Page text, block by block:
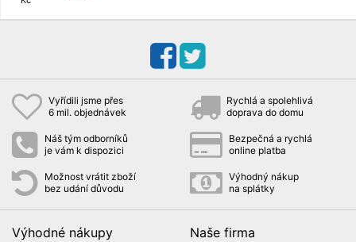
Vyřídili jsme přes
6 mil. objednávek
Rychlá a spolehlivá
doprava do domu
Náš tým odborníků
je vám k dispozici
Bezpečná a rychlá
online platba
Možnost vrátit zboží
bez udání důvodu
Výhodný nákup
na splátky
Výhodné nákupy Naše firma